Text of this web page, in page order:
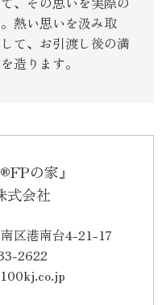
熱い思いを汲み取
て、お引渡し後の満
造ります。
の家』
式会社
区港南台4-21-17
2622